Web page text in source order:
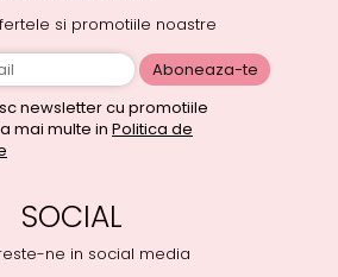
si promotiile noastre
newsletter cu promotiile
mai multe in Politica de
SOCIAL
ne in social media